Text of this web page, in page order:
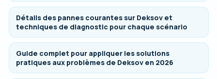
Détails des pannes courantes sur Deksov et
techniques de diagnostic pour chaque scénario
Guide complet pour appliquer les solutions
pratiques aux problèmes de Deksov en 2026